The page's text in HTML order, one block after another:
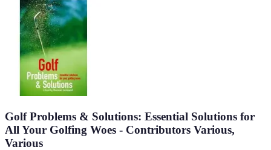
Golf Problems & Solutions: Essential Solutions for
All Your Golfing Woes - Contributors Various,
Various